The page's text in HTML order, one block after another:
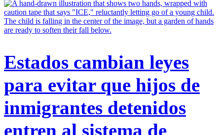
Estados cambian leyes
para evitar que hijos de
inmigrantes detenidos
entren al sistema de